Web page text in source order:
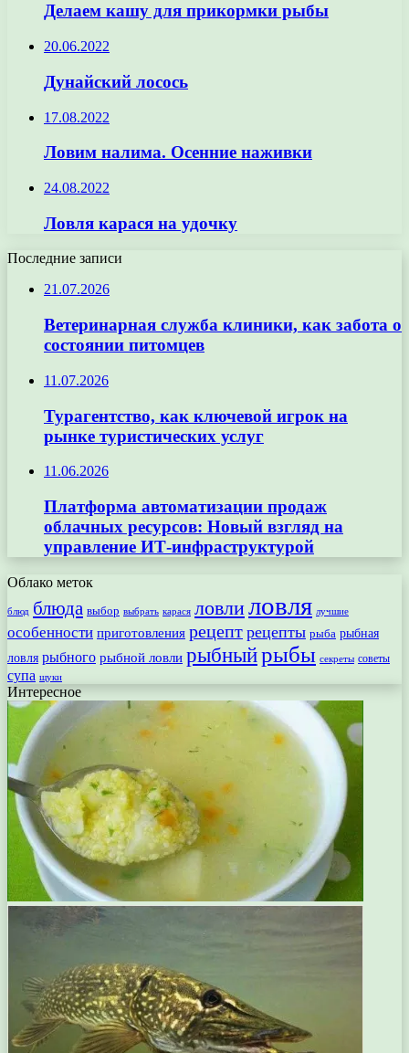
Делаем кашу для прикормки рыбы
20.06.2022
Дунайский лосось
17.08.2022
Ловим налима. Осенние наживки
24.08.2022
Ловля карася на удочку
Последние записи
21.07.2026
Ветеринарная служба клиники, как забота о
состоянии питомцев
11.07.2026
Турагентство, как ключевой игрок на
рынке туристических услуг
11.06.2026
Платформа автоматизации продаж
облачных ресурсов: Новый взгляд на
управление ИТ-инфраструктурой
Облако меток
блюд блюда выбор выбрать карася ловлиловля лучшие
особенности приготовления рецепт рецепты рыба рыбная
ловля рыбного рыбной ловли рыбныйрыбы секреты советы
супа щуки
Интересное